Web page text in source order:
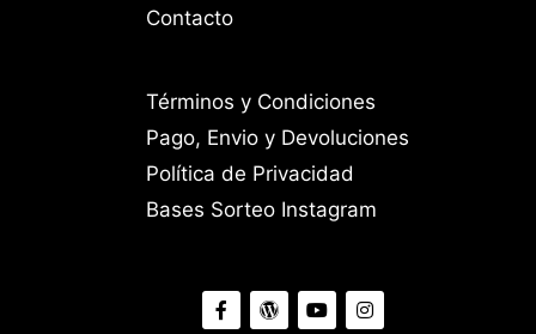
Contacto
Términos y Condiciones
Pago, Envio y Devoluciones
Política de Privacidad
Bases Sorteo Instagram